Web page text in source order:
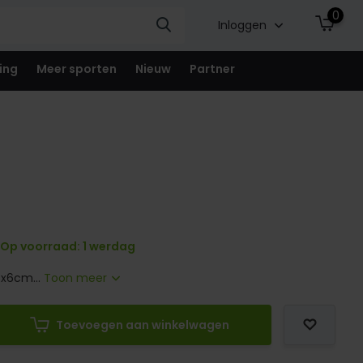
Inloggen
0
Meer sporten Nieuw Partner
voorraad: 1 werdag
Toon meer
Toevoegen aan winkelwagen